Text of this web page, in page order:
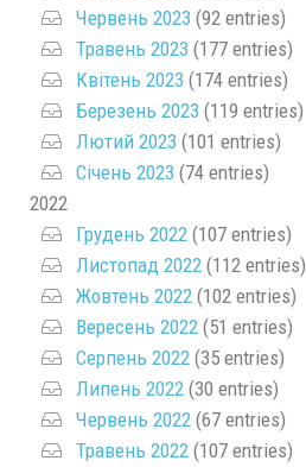
Червень 2023 (92 entries)
Травень 2023 (177 entries)
Квітень 2023 (174 entries)
Березень 2023 (119 entries)
Лютий 2023 (101 entries)
Січень 2023 (74 entries)
2022
Грудень 2022 (107 entries)
Листопад 2022 (112 entries)
Жовтень 2022 (102 entries)
Вересень 2022 (51 entries)
Серпень 2022 (35 entries)
Липень 2022 (30 entries)
Червень 2022 (67 entries)
Травень 2022 (107 entries)